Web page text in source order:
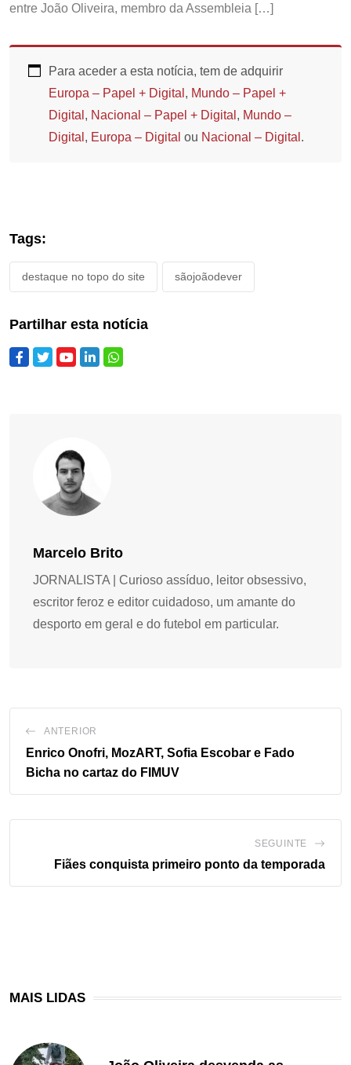
entre João Oliveira, membro da Assembleia […]
Para aceder a esta notícia, tem de adquirir
Europa – Papel + Digital , Mundo – Papel +
Digital , Nacional – Papel + Digital , Mundo –
Digital , Europa – Digital ou Nacional – Digital .
Tags:
destaque no topo do site sãojoãodever
Partilhar esta notícia
Marcelo Brito
JORNALISTA | Curioso assíduo, leitor obsessivo,
escritor feroz e editor cuidadoso, um amante do
desporto em geral e do futebol em particular.
ANTERIOR
Enrico Onofri, MozART, Sofia Escobar e Fado
Bicha no cartaz do FIMUV
SEGUINTE
Fiães conquista primeiro ponto da temporada
MAIS LIDAS